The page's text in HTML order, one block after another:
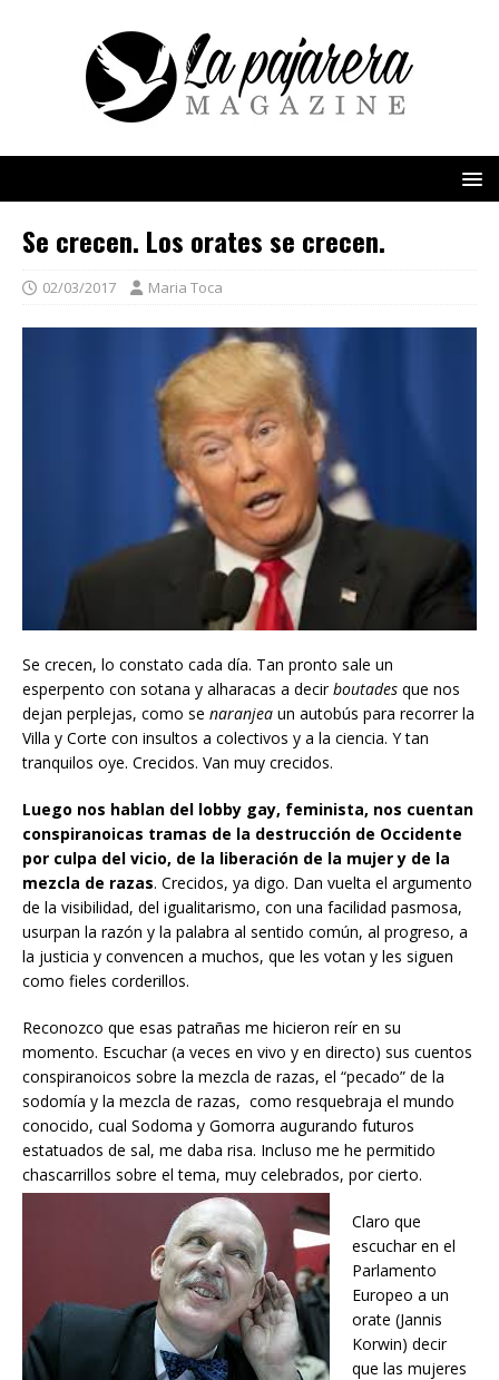
Se crecen. Los orates se crecen.
02/03/2017 Maria Toca
Se crecen, lo constato cada día. Tan pronto sale un
esperpento con sotana y alharacas a decirboutades que nos
dejan perplejas, como se naranjea un autobús para recorrer la
Villa y Corte con insultos a colectivos y a la ciencia. Y tan
tranquilos oye. Crecidos. Van muy crecidos.
Luego nos hablan del lobby gay, feminista, nos cuentan
conspiranoicas tramas de la destrucción de Occidente
por culpa del vicio, de la liberación de la mujer y de la
mezcla de razas. Crecidos, ya digo. Dan vuelta el argumento
de la visibilidad, del igualitarismo, con una facilidad pasmosa,
usurpan la razón y la palabra al sentido común, al progreso, a
la justicia y convencen a muchos, que les votan y les siguen
como fieles corderillos.
Reconozco que esas patrañas me hicieron reír en su
momento. Escuchar (a veces en vivo y en directo) sus cuentos
conspiranoicos sobre la mezcla de razas, el “pecado” de la
sodomía y la mezcla de razas, como resquebraja el mundo
conocido, cual Sodoma y Gomorra augurando futuros
estatuados de sal, me daba risa. Incluso me he permitido
chascarrillos sobre el tema, muy celebrados, por cierto.
Claro que
escuchar en el
Parlamento
Europeo a un
orate (Jannis
Korwin) decir
que las mujeres